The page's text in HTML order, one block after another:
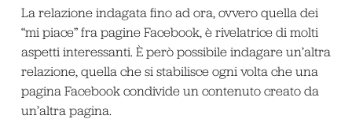
La relazione indagata fino ad ora, ovvero quella dei
“mi piace” fra pagine Facebook, è rivelatrice di molti
aspetti interessanti. È però possibile indagare un’altra
relazione, quella che si stabilisce ogni volta che una
pagina Facebook condivide un contenuto creato da
un’altra pagina.